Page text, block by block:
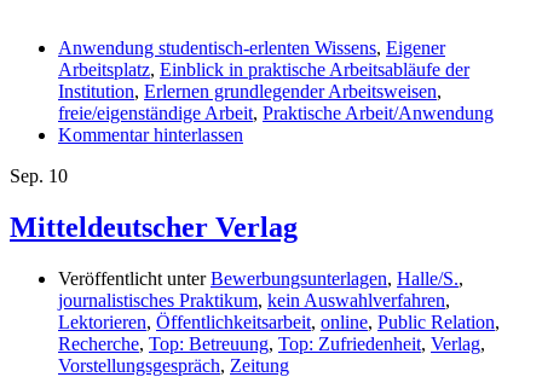
Anwendung studentisch-erlenten Wissens, Eigener
Arbeitsplatz, Einblick in praktische Arbeitsabläufe der
Institution, Erlernen grundlegender Arbeitsweisen,
freie/eigenständige Arbeit, Praktische Arbeit/Anwendung
Kommentar hinterlassen
Sep. 10
Mitteldeutscher Verlag
Veröffentlicht unterBewerbungsunterlagen, Halle/S.,
journalistisches Praktikum, kein Auswahlverfahren,
Lektorieren, Öffentlichkeitsarbeit, online, Public Relation,
Recherche, Top: Betreuung, Top: Zufriedenheit, Verlag,
Vorstellungsgespräch, Zeitung